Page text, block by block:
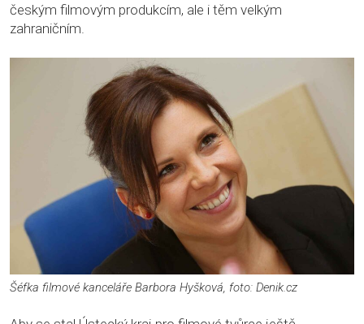
českým filmovým produkcím, ale i těm velkým
zahraničním.
Šéfka filmové kanceláře Barbora Hyšková, foto: Denik.cz